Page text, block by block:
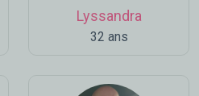
Lyssandra
32 ans